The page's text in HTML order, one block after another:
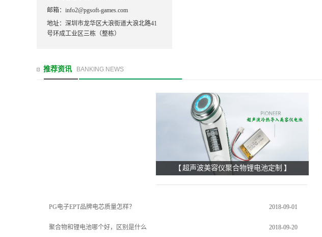
邮箱：info2@pgsoft-games.com
地址：深圳市龙华区大浪街道大浪北路41
号环成工业区三栋（整栋）
推荐资讯 BANKING NEWS
【 超声波美容仪聚合物锂电池定制 】
2018-09-01
PG电子EPT品牌电芯质量怎样？
2018-09-20
聚合物和锂电池哪个好，区别是什么